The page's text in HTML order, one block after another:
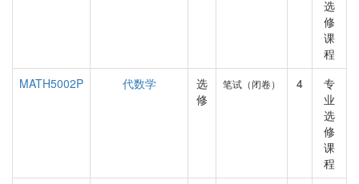
选
修
课
程
MATH5002P
代数学
选
修
笔试（闭卷） 4
专
业
选
修
课
程